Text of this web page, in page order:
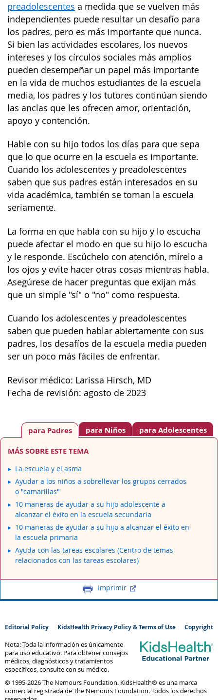
preadolescentes a medida que se vuelven más
independientes puede resultar un desafío para
los padres, pero es más importante que nunca.
Si bien las actividades escolares, los nuevos
intereses y los círculos sociales más amplios
pueden desempeñar un papel más importante
en la vida de muchos estudiantes de la escuela
media, los padres y los tutores continúan siendo
las anclas que les ofrecen amor, orientación,
apoyo y contención.
Hable con su hijo todos los días para que sepa
que lo que ocurre en la escuela es importante.
Cuando los adolescentes y preadolescentes
saben que sus padres están interesados en su
vida académica, también se toman la escuela
seriamente.
La forma en que habla con su hijo y lo escucha
puede afectar el modo en que su hijo lo escucha
y le responde. Escúchelo con atención, mírelo a
los ojos y evite hacer otras cosas mientras habla.
Asegúrese de hacer preguntas que exijan más
que un simple "sí" o "no" como respuesta.
Cuando los adolescentes y preadolescentes
saben que pueden hablar abiertamente con sus
padres, los desafíos de la escuela media pueden
ser un poco más fáciles de enfrentar.
Revisor médico: Larissa Hirsch, MD
Fecha de revisión: agosto de 2023
para Adolescentes
para Niños
para Padres
MÁS SOBRE ESTE TEMA
La escuela y el asma
Ayudar a los niños a sobrellevar los grupos cerrados
o "camarillas"
10 maneras de ayudar a su hijo adolescente a
alcanzar el éxito en la escuela secundaria
10 maneras de ayudar a su hijo a alcanzar el éxito en
la escuela primaria
Ayuda con las tareas escolares (Centro de temas
relacionados con las tareas escolares)
Imprimir
Editorial Policy KidsHealth Privacy Policy & Terms of Use Copyright
Nota: Toda la información es únicamente
para uso educativo. Para obtener consejos
médicos, diagnósticos y tratamientos
específicos, consulte con su médico.
© 1995-2026 The Nemours Foundation. KidsHealth® es una marca
comercial registrada de The Nemours Foundation. Todos los derechos